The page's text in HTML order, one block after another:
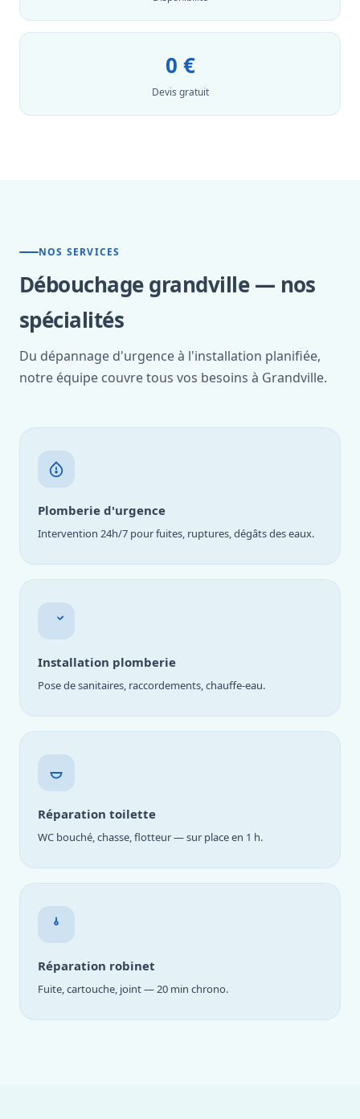
0 €
Devis gratuit
NOS SERVICES
Débouchage grandville — nos
spécialités
Du dépannage d'urgence à l'installation planifiée,
notre équipe couvre tous vos besoins à Grandville.
Plomberie d'urgence
Intervention 24h/7 pour fuites, ruptures, dégâts des eaux.
Installation plomberie
Pose de sanitaires, raccordements, chauffe-eau.
Réparation toilette
WC bouché, chasse, flotteur — sur place en 1 h.
Réparation robinet
Fuite, cartouche, joint — 20 min chrono.